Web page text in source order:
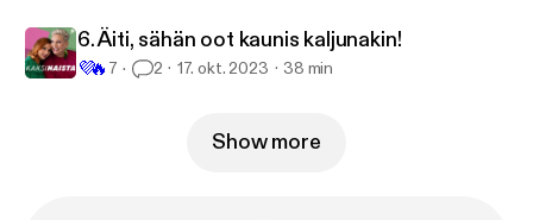
6. Äiti, sähän oot kaunis kaljunakin!
💜🔥 7 2 17. okt. 2023 38 min
Show more